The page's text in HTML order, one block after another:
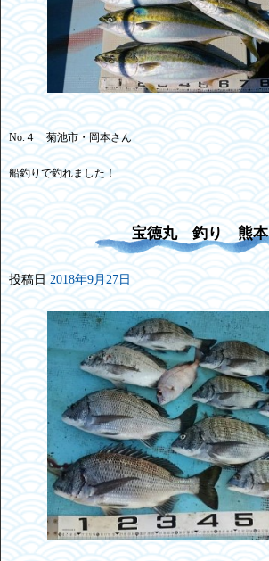
No.４ 菊池市・岡本さん
船釣りで釣れました！
宝徳丸 釣り 熊本
投稿日 2018年9月27日